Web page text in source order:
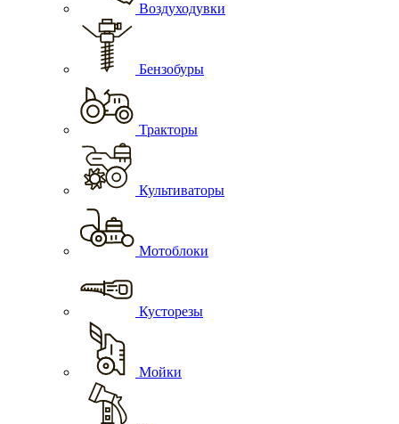
Воздуходувки
Бензобуры
Тракторы
Культиваторы
Мотоблоки
Кусторезы
Мойки